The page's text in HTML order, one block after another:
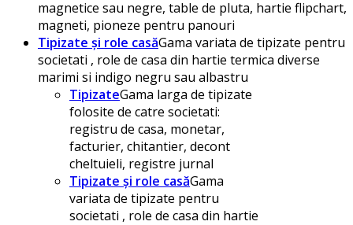
magnetice sau negre, table de pluta, hartie flipchart,
magneti, pioneze pentru panouri
Tipizate și role casăGama variata de tipizate pentru
societati , role de casa din hartie termica diverse
marimi si indigo negru sau albastru
TipizateGama larga de tipizate
folosite de catre societati:
registru de casa, monetar,
facturier, chitantier, decont
cheltuieli, registre jurnal
Tipizate și role casăGama
variata de tipizate pentru
societati , role de casa din hartie